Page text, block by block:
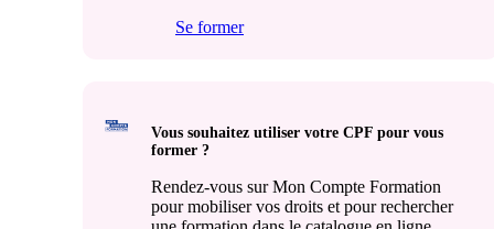
Se former
Vous souhaitez utiliser votre CPF pour vous
former ?
Rendez-vous sur Mon Compte Formation
pour mobiliser vos droits et pour rechercher